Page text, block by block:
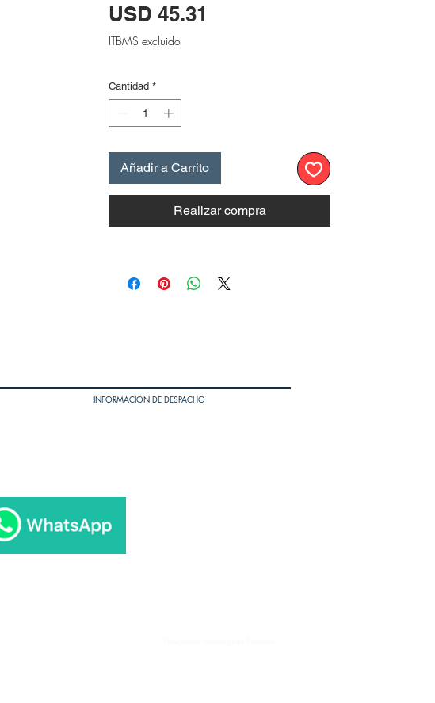
USD 45.31
ITBMS excluido
Cantidad *
Añadir a Carrito
Realizar compra
INFORMACION DE DESPACHO